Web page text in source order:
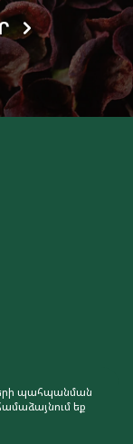
մեր կայքի
պահպանման
եք